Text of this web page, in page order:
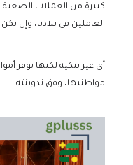
كبيرة من العملات
العاملين في بلادنا، وإن
أي غير بنكية لكنها توفر
مواطنيها، وفق تدوينته